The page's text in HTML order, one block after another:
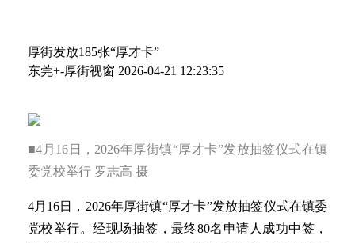
厚街发放185张“厚才卡”
东莞+-厚街视窗 2026-04-21 12:23:35
■4月16日，2026年厚街镇“厚才卡”发放抽签仪式在镇
委党校举行 罗志高 摄
4月16日，2026年厚街镇“厚才卡”发放抽签仪式在镇委
党校举行。经现场抽签，最终80名申请人成功中签，